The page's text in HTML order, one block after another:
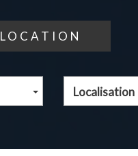
LOCATION
Localisation